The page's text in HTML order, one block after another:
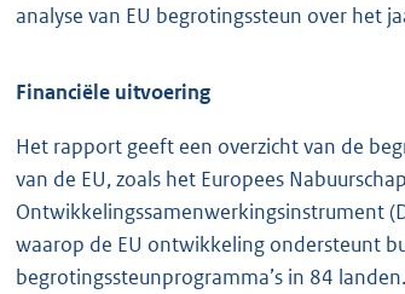
analyse van EU begrotingssteun over het
Financiële uitvoering
Het rapport geeft een overzicht van de
van de EU, zoals het Europees
Ontwikkelingssamenwerkingsinstrument
waarop de EU ontwikkeling ondersteunt
begrotingssteunprogramma’s in 84